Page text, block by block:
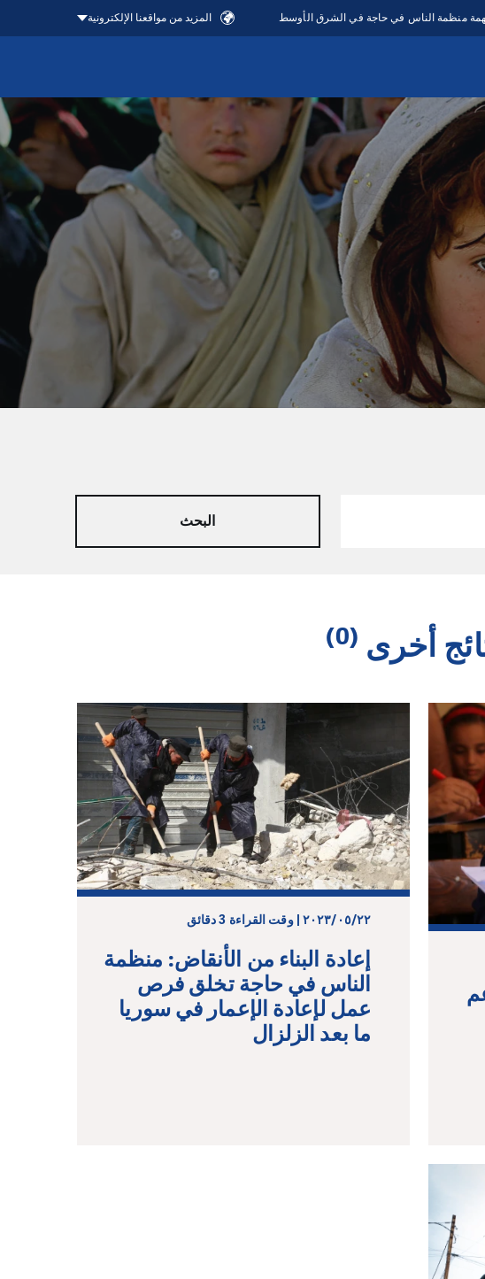
منظمة الناس في حاجة في الشرق الأوسط المزيد من مواقعنا الإلكترونية
أخرى (0)
٢٢‏/٠٥‏/٢٠٢٣ | وقت القراءة 3 دقائق
إعادة البناء من الأنقاض: منظمة
الناس في حاجة تخلق فرص
عمل لإعادة الإعمار في سوريا
ما بعد الزلزال